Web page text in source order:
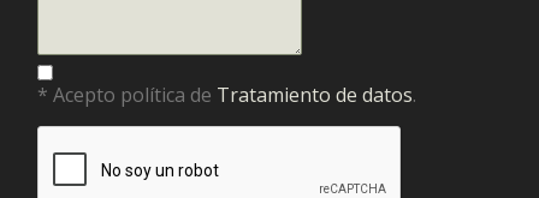
* Acepto política de Tratamiento de datos.